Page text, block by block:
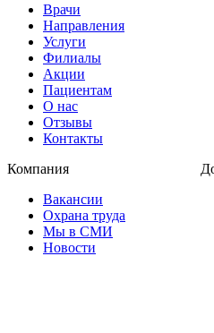
Врачи
Направления
Услуги
Филиалы
Акции
Пациентам
О нас
Отзывы
Контакты
Компания
Вакансии
Охрана труда
Мы в СМИ
Новости